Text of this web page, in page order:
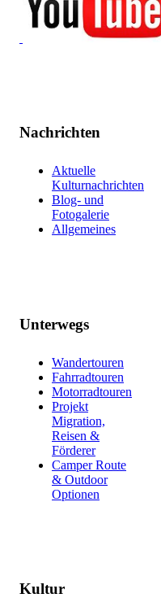
Nachrichten
Aktuelle
Kulturnachrichten
Blog- und
Fotogalerie
Allgemeines
Unterwegs
Wandertouren
Fahrradtouren
Motorradtouren
Projekt
Migration,
Reisen &
Förderer
Camper Route
& Outdoor
Optionen
Kultur